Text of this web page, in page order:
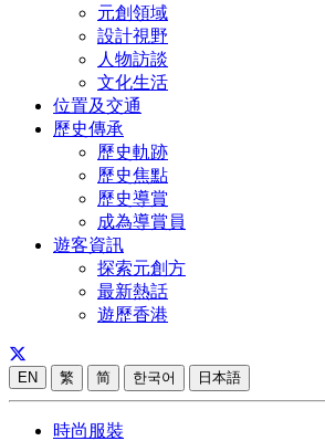
元創領域
設計視野
人物訪談
文化生活
位置及交通
歷史傳承
歷史軌跡
歷史焦點
歷史導賞
成為導賞員
遊客資訊
探索元創方
最新熱話
遊歷香港
EN 繁 简 한국어 日本語
時尚服裝